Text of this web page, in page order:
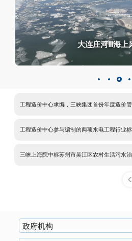
三峡阳江沙扒海上风电场
福建兴化湾海上风电样机试验风场
大连庄河Ⅲ海上
福建兴化湾海上风电样机试验风场
政府机构